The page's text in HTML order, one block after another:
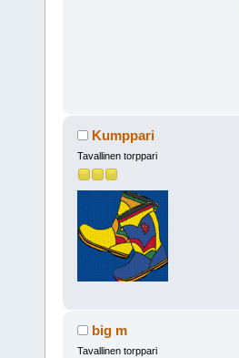
Kumppari
Tavallinen torppari
big m
Tavallinen torppari